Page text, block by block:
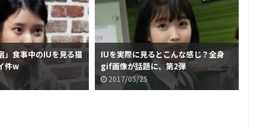
」食事中のIUを見る猫
件w
IUを実際に見るとこんな感じ？全身
gif画像が話題に、第2弾
2017/05/25